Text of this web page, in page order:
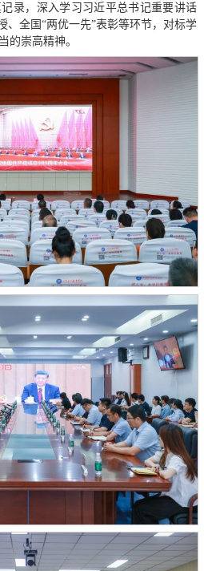
录，深入学习习近平总书记重要讲话
、全国“两优一先”表彰等环节，对标学
的崇高精神。